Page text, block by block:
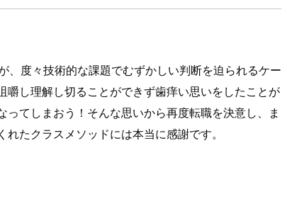
度々技術的な課題でむずかしい判断を迫られるケー
し理解し切ることができず歯痒い思いをしたことが
てしまおう！そんな思いから再度転職を決意し、ま
たクラスメソッドには本当に感謝です。